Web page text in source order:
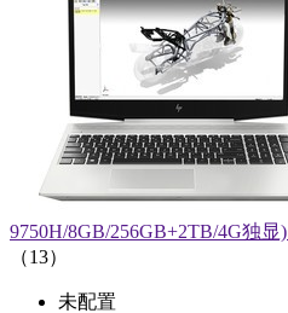
9750H/8GB/256GB+2TB/4G独显)
（13）
未配置